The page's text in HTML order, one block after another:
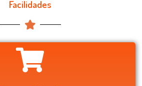
Facilidades